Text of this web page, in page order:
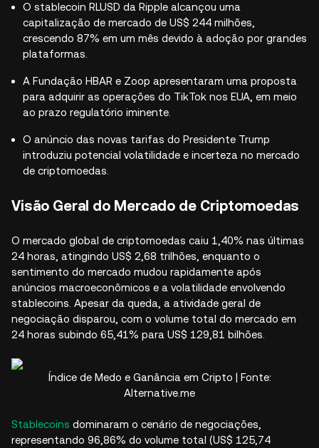
O stablecoin RLUSD da Ripple alcançou uma
capitalização de mercado de US$ 244 milhões,
crescendo 87% em um mês devido à adoção por grandes
plataformas.
A Fundação HBAR e Zoop apresentaram uma proposta
para adquirir as operações do TikTok nos EUA, em meio
ao prazo regulatório iminente.
O anúncio das novas tarifas do Presidente Trump
introduziu potencial volatilidade e incerteza no mercado
de criptomoedas.
Visão Geral do Mercado de Criptomoedas
O mercado global de criptomoedas caiu 1,40% nas últimas
24 horas, atingindo US$ 2,68 trilhões, enquanto o
sentimento do mercado mudou rapidamente após
anúncios macroeconômicos e a volatilidade envolvendo
stablecoins. Apesar da queda, a atividade geral de
negociação disparou, com o volume total do mercado em
24 horas subindo 65,41% para US$ 129,81 bilhões.​
Índice de Medo e Ganância em Cripto | Fonte:
Alternative.me
Stablecoins dominaram o cenário de negociações,
representando 96,86% do volume total (US$ 125,74